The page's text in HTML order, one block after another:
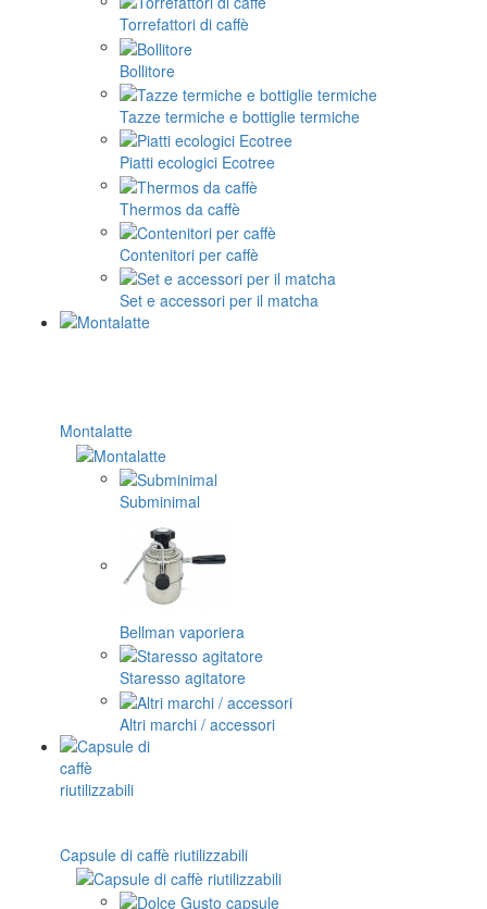
Torrefattori di caffè
Bollitore
Tazze termiche e bottiglie termiche
Piatti ecologici Ecotree
Thermos da caffè
Contenitori per caffè
Set e accessori per il matcha
Montalatte
Subminimal
Bellman vaporiera
Staresso agitatore
Altri marchi / accessori
Capsule di caffè riutilizzabili